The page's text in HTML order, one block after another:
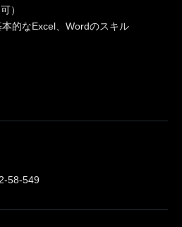
）
的なExcel、Wordのスキル
58-549